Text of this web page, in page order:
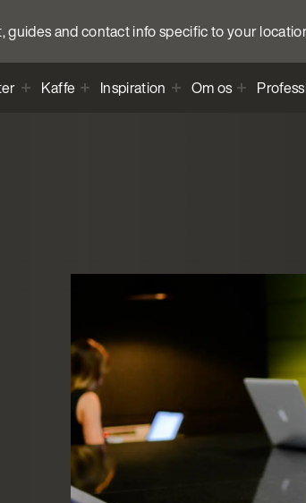
and contact info specific to your
Kaffe Inspiration Om os